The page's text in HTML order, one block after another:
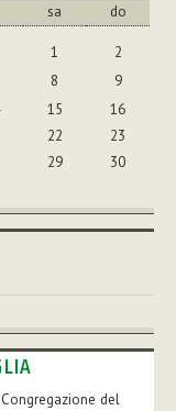
sa do
1
2
8
9
15
16
22
23
29
30
del